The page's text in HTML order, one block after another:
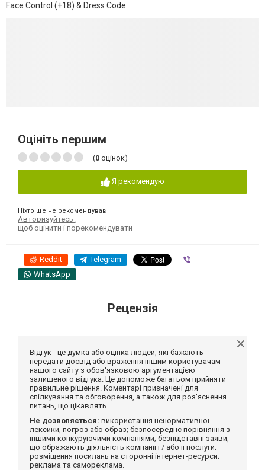
Face Control (+18) & Dress Code
Оцініть першим
(0 оцінок)
Я рекомендую
Ніхто ще не рекомендував
Авторизуйтесь
щоб оцінити і порекомендувати
Reddit Telegram
WhatsApp
Рецензія
Відгук - це думка або оцінка людей, які бажають
передати досвід або враження іншим користувачам
нашого сайту з обов'язковою аргументацією
залишеного відгука. Це допоможе багатьом прийняти
правильне рішення. Коментарі призначені для
спілкування та обговорення, а також для роз'яснення
питань, що цікавлять.
Не дозволяється: використання ненормативної
лексики, погроз або образ; безпосереднє порівняння з
іншими конкуруючими компаніями; безпідставні заяви,
що ображають діяльність компанії і / або її послуги;
розміщення посилань на сторонні інтернет-ресурси;
реклама та самореклама.